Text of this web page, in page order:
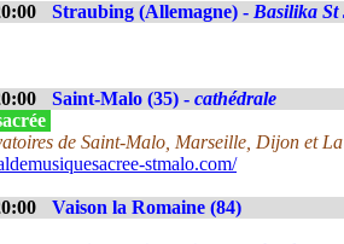
Straubing (Allemagne) - Basilika St
Saint-Malo (35) - cathédrale
de Saint-Malo, Marseille, Dijon et
stmalo.com/
Vaison la Romaine (84)